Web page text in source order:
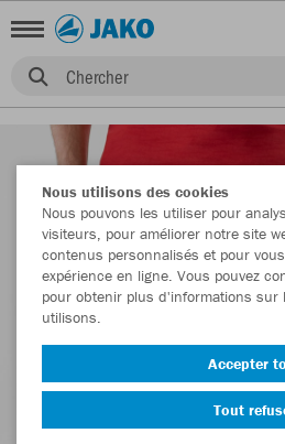
Chercher
Nous utilisons des cookies
Nous pouvons les utiliser pour
visiteurs, pour améliorer notre site
contenus personnalisés et pour
expérience en ligne. Vous pouvez
pour obtenir plus d'informations sur
utilisons.
Accepter
Tout